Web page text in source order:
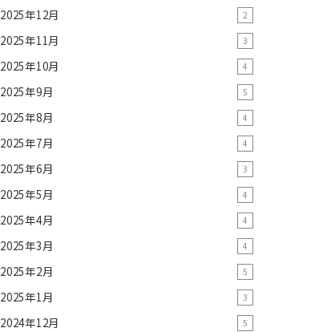
2025年12月 2
2025年11月 3
2025年10月 4
2025年9月 5
2025年8月 4
2025年7月 4
2025年6月 3
2025年5月 4
2025年4月 4
2025年3月 4
2025年2月 5
2025年1月 3
2024年12月 5